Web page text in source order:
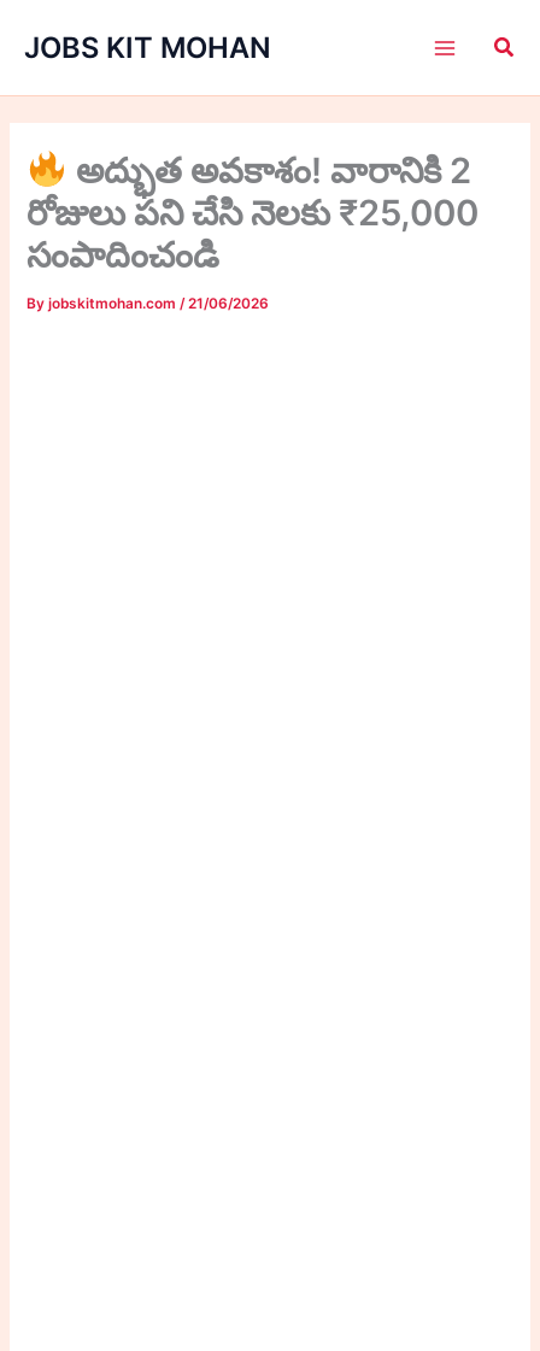
JOBS KIT MOHAN
అద్భుత అవకాశం! వారానికి 2
రోజులు పని చేసి నెలకు ₹25,000
సంపాదించండి
Byjobskitmohan.com /21/06/2026